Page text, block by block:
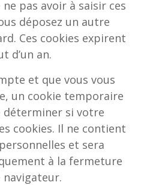
pas avoir à saisir ces
déposez un autre
Ces cookies expirent
d’un an.
et que vous vous
un cookie temporaire
déterminer si votre
cookies. Il ne contient
et sera
à la fermeture
navigateur.